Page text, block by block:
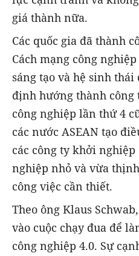
giá thành nữa.
Các quốc gia đã thành
Cách mạng công
sáng tạo và hệ sinh
định hướng thành công
công nghiệp lần thứ 4
các nước ASEAN tạo
các công ty khởi
nghiệp nhỏ và vừa
công việc cần thiết.
Theo ông Klaus
vào cuộc chạy đua để
công nghiệp 4.0. Sự